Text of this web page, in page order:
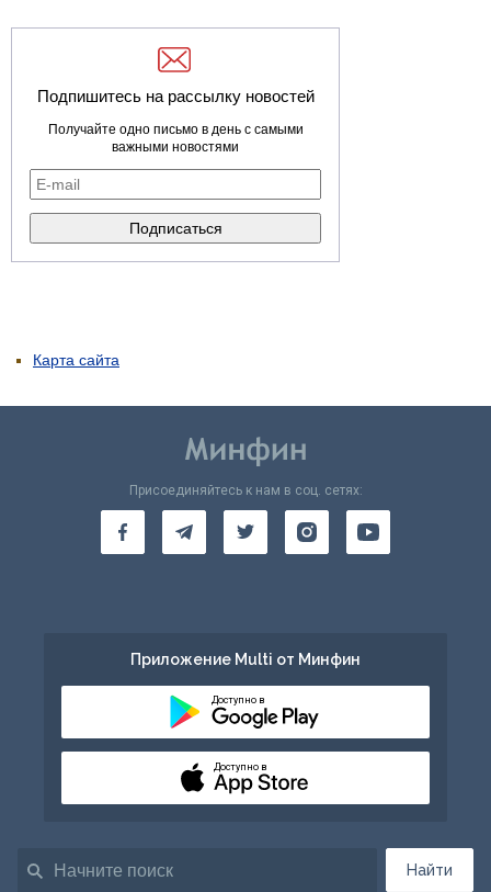
Подпишитесь на рассылку новостей
Получайте одно письмо в день с самыми
важными новостями
Карта сайта
Найти
Присоединяйтесь к нам в соц. сетях:
Приложение Multi от Минфин
Доступно в
Доступно в